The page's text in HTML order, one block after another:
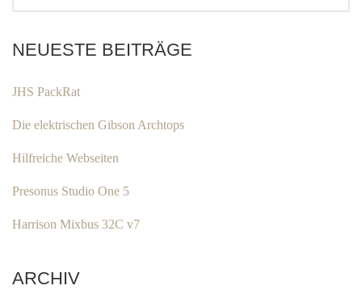
NEUESTE BEITRÄGE
JHS PackRat
Die elektrischen Gibson Archtops
Hilfreiche Webseiten
Presonus Studio One 5
Harrison Mixbus 32C v7
ARCHIV